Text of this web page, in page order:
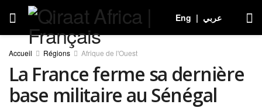
Eng | عربي
Accueil Régions Afrique de l'Ouest
La France ferme sa dernière
base militaire au Sénégal